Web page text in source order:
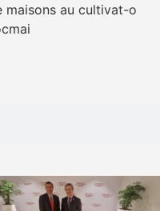
maisons au cultivat-o